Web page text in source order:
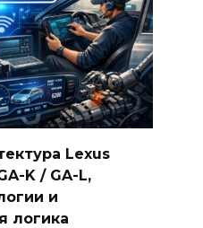
Lexus
K / GA-L,
и
логика